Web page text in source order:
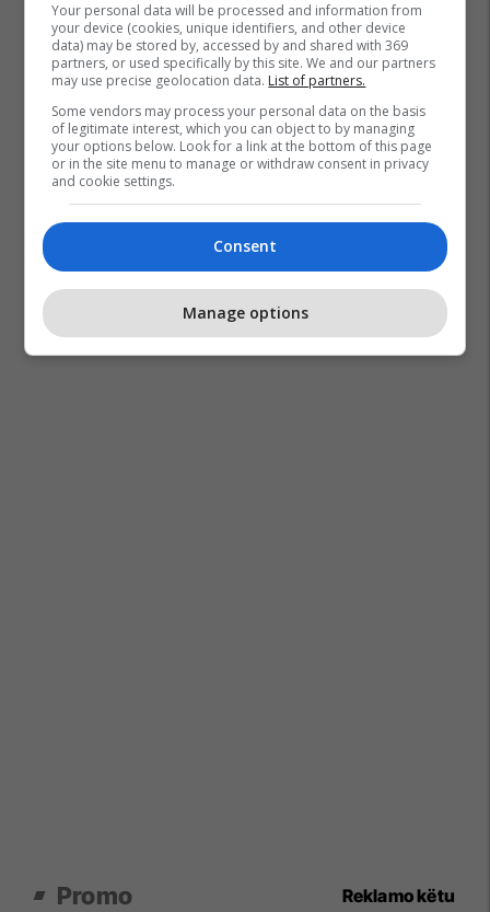
Juventus Andrea Pirlo Cristiano Ronaldo
Promo Reklamo këtu
Your personal data will be processed and information from
your device (cookies, unique identifiers, and other device
data) may be stored by, accessed by and shared with 369
partners, or used specifically by this site. We and our partners
may use precise geolocation data. List of partners.
Some vendors may process your personal data on the basis
of legitimate interest, which you can object to by managing
your options below. Look for a link at the bottom of this page
or in the site menu to manage or withdraw consent in privacy
and cookie settings.
Consent
Manage options